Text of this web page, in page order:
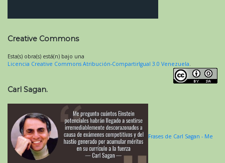
Creative Commons
Esta(s) obra(s) está(n) bajo una
Licencia Creative Commons Atribución-CompartirIgual 3.0 Venezuela.
Carl Sagan.
Frases de Carl Sagan - Me